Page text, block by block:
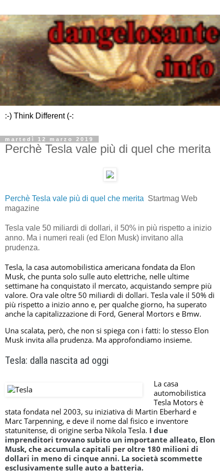
:-) Think Different (-:
martedì 12 marzo 2019
Perchè Tesla vale più di quel che merita
Perchè Tesla vale più di quel che merita Startmag Web
magazine
Tesla vale 50 miliardi di dollari, il 50% in più rispetto a inizio
anno. Ma i numeri reali (ed Elon Musk) invitano alla
prudenza.
Tesla, la casa automobilistica americana fondata da Elon
Musk, che punta solo sulle auto elettriche, nelle ultime
settimane ha conquistato il mercato, acquistando sempre più
valore. Ora vale oltre 50 miliardi di dollari. Tesla vale il 50% di
più rispetto a inizio anno e, per qualche giorno, ha superato
anche la capitalizzazione di Ford, General Mortors e Bmw.
Una scalata, però, che non si spiega con i fatti: lo stesso Elon
Musk invita alla prudenza. Ma approfondiamo insieme.
Tesla: dalla nascita ad oggi
La casa
automobilistica
Tesla Motors è
stata fondata nel 2003, su iniziativa di Martin Eberhard e
Marc Tarpenning, e deve il nome dal fisico e inventore
statunitense, di origine serba Nikola Tesla. I due
imprenditori trovano subito un importante alleato, Elon
Musk, che accumula capitali per oltre 180 milioni di
dollari in meno di cinque anni. La società scommette
esclusivamente sulle auto a batteria.